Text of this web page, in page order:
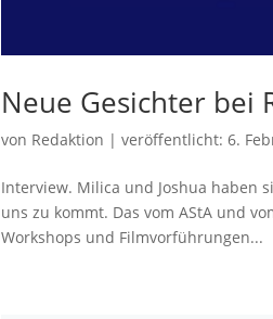
Neue Gesichter bei
von Redaktion |veröffentlicht:6.
Interview. Milica und Joshua haben
uns zu kommt. Das vom AStA und
Workshops und Filmvorführungen...